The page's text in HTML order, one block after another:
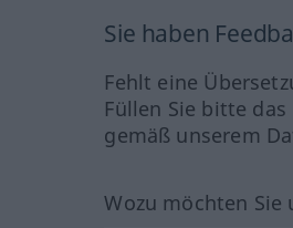
Sie haben
Fehlt eine
Füllen Sie bitte
gemäß unserem
Wozu möchten Sie